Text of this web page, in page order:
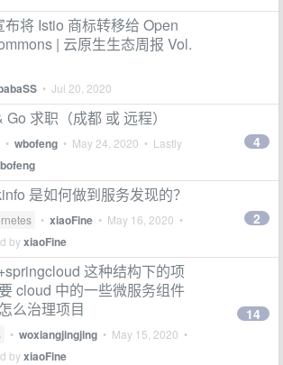
将 Istio 商标转移给 Open
| 云原生生态周报 Vol.
• Jul 20, 2020
求职（成都 或 远程）
• wbofeng • May 24, 2020 • Lastly
4
是如何做到服务发现的？
• xiaoFine • May 16, 2020 •
byxiaoFine
2
这种结构下的项
cloud 中的一些微服务组件
么治理项目
• woxiangjingjing • May 15, 2020 •
byxiaoFine
14